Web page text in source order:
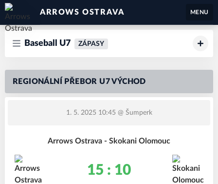
ARROWS OSTRAVA MENU
Baseball U7 ZÁPASY
REGIONÁLNÍ PŘEBOR U7 VÝCHOD
1. 5. 2025 10:45 @ Šumperk
Arrows Ostrava - Skokani Olomouc
15 : 10